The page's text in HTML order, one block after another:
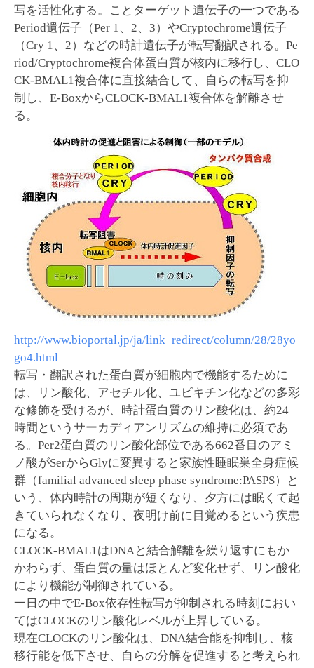
写を活性化する。ことターゲット遺伝子の一つである
Period遺伝子（Per 1、2、3）やCryptochrome遺伝子
（Cry 1、2）などの時計遺伝子が転写翻訳される。Pe
riod/Cryptochrome複合体蛋白質が核内に移行し、CLO
CK-BMAL1複合体に直接結合して、自らの転写を抑
制し、E-BoxからCLOCK-BMAL1複合体を解離させ
る。
http://www.bioportal.jp/ja/link_redirect/column/28/28yo
go4.html
転写・翻訳された蛋白質が細胞内で機能するために
は、リン酸化、アセチル化、ユビキチン化などの多彩
な修飾を受けるが、時計蛋白質のリン酸化は、約24
時間というサーカディアンリズムの維持に必須であ
る。Per2蛋白質のリン酸化部位である662番目のアミ
ノ酸がSerからGlyに変異すると家族性睡眠巣全身症候
群（familial advanced sleep phase syndrome:PASPS）と
いう、体内時計の周期が短くなり、夕方には眠くて起
きていられなくなり、夜明け前に目覚めるという疾患
になる。
CLOCK-BMAL1はDNAと結合解離を繰り返すにもか
かわらず、蛋白質の量はほとんど変化せず、リン酸化
により機能が制御されている。
一日の中でE-Box依存性転写が抑制される時刻におい
てはCLOCKのリン酸化レベルが上昇している。
現在CLOCKのリン酸化は、DNA結合能を抑制し、核
移行能を低下させ、自らの分解を促進すると考えられ